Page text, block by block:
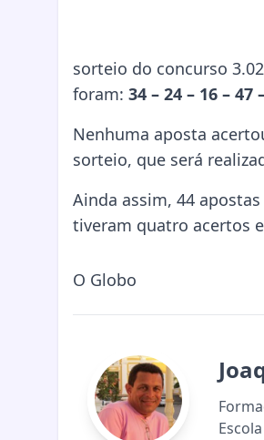
sorteio do concurso
foram: 34 – 24 – 16 – 47
Nenhuma aposta
sorteio, que será
Ainda assim, 44
tiveram quatro acertos
O Globo